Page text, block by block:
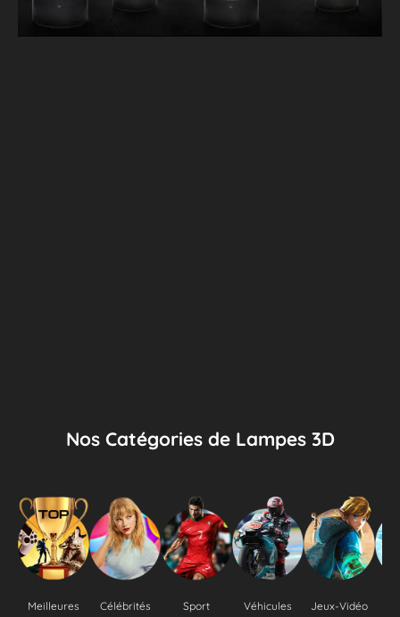
Nos Catégories de Lampes 3D
Meilleures Célébrités Sport Véhicules Jeux-Vidéo